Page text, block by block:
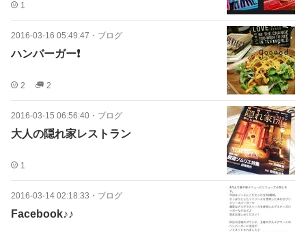
1
2016-03-16 05:49:47 ・ ブログ
ハンバーガー❗️
2 2
2016-03-15 06:56:40 ・ ブログ
大人の隠れ家レストラン
1
2016-03-14 02:18:33 ・ ブログ
Facebook♪♪